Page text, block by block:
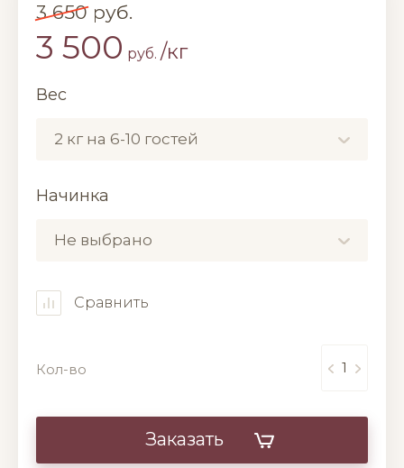
3 650руб.
3 500 руб. /кг
Вес
2 кг на 6-10 гостей
Начинка
Не выбрано
Сравнить
Кол-во
Заказать